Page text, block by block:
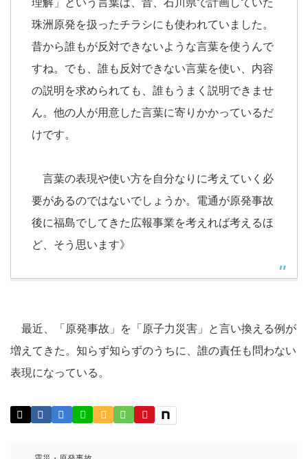
理解」という言葉は、昔、石川県で計画していた
珠洲原発を扱ったチラシにも使われていました。
昔から誰もが反対できないような言葉を使うんで
すね。でも、誰も反対できない言葉を使い、内容
の説明を求められても、誰もうまく説明できませ
ん。他の人が用意した言葉に寄りかかっているだ
けです。
言葉の表現や使い方を自分なりに考えていく必
要があるのではないでしょうか。電通が原発事故
後に福島でしてきた広報事業を考えれば考えるほ
ど、そう思います》
最近、「原発事故」を「原子力災害」と言い換える例が
増えてきた。知らず知らずのうちに、誰の責任も問わない
表現になっている。